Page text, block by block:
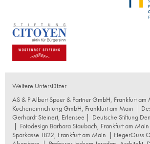
Weitere Unterstützer
AS & P Albert Speer & Partner GmbH, Frankfurt am
Kücheneinrichtung GmbH, Frankfurt am Main |
Gerhardt Steinert, Erlensee | Deutsche Stiftung
| Fotodesign Barbara Staubach, Frankfurt am Main
Sparkasse 1822, Frankfurt am Main | HegerGuss